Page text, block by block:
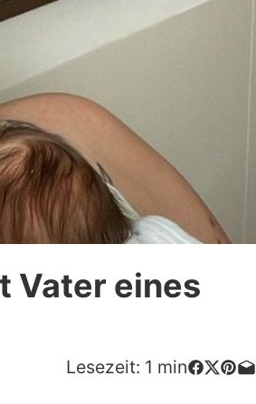
Vater eines
Lesezeit: 1 min